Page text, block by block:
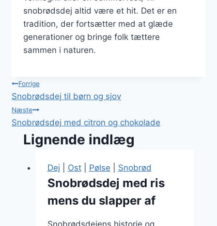
snobrødsdej altid være et hit. Det er en
tradition, der fortsætter med at glæde
generationer og bringe folk tættere
sammen i naturen.
Indlægsnavigation
Forrige
Snobrødsdej til børn og sjov
Næste
Snobrødsdej med citron og chokolade
Lignende indlæg
Dej Ost| Pølse Snobrød
Snobrødsdej med ris
mens du slapper af
Snobrødsdejens historie og